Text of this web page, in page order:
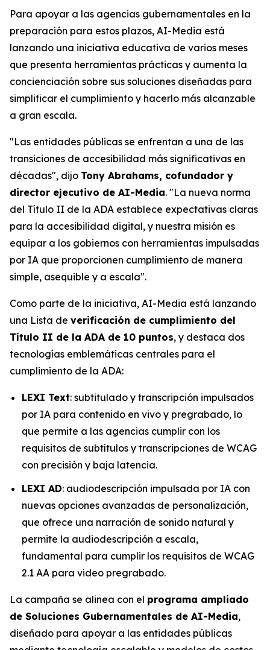
Para apoyar a las agencias gubernamentales en la
preparación para estos plazos, AI-Media está
lanzando una iniciativa educativa de varios meses
que presenta herramientas prácticas y aumenta la
concienciación sobre sus soluciones diseñadas para
simplificar el cumplimiento y hacerlo más alcanzable
a gran escala.
"Las entidades públicas se enfrentan a una de las
transiciones de accesibilidad más significativas en
décadas", dijo Tony Abrahams, cofundador y
director ejecutivo de AI-Media. "La nueva norma
del Título II de la ADA establece expectativas claras
para la accesibilidad digital, y nuestra misión es
equipar a los gobiernos con herramientas impulsadas
por IA que proporcionen cumplimiento de manera
simple, asequible y a escala".
Como parte de la iniciativa, AI-Media está lanzando
una Lista de verificación de cumplimiento del
Título II de la ADA de 10 puntos, y destaca dos
tecnologías emblemáticas centrales para el
cumplimiento de la ADA:
LEXI Text: subtitulado y transcripción impulsados
por IA para contenido en vivo y pregrabado, lo
que permite a las agencias cumplir con los
requisitos de subtítulos y transcripciones de WCAG
con precisión y baja latencia.
LEXI AD: audiodescripción impulsada por IA con
nuevas opciones avanzadas de personalización,
que ofrece una narración de sonido natural y
permite la audiodescripción a escala,
fundamental para cumplir los requisitos de WCAG
2.1 AA para video pregrabado.
La campaña se alinea con el programa ampliado
de Soluciones Gubernamentales de AI-Media,
diseñado para apoyar a las entidades públicas